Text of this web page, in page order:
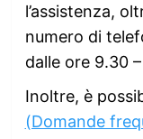
l’assistenza,
numero di
dalle ore 9.30
Inoltre, è
(Domande